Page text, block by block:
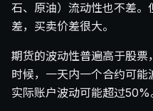
石、原油）流动性也不差
差，买卖价差很大。
期货的波动性普遍高于股
时候，一天内一个合约可能
实际账户波动可能超过50%